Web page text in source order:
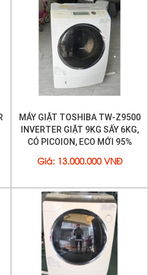
giặt khô không dùng
da...làm mất mùi hôi của
Bản
trong TP HCM
BẢO HÀNH 1 NĂM
MÁY GIẶT TOSHIBA TW-Z9500
INVERTER GIẶT 9KG SẤY 6KG,
CÓ PICOION, ECO MỚI 95%
Giá : 13.000.000 VNĐ